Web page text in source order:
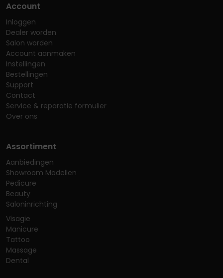
Account
Inloggen
Dealer worden
Salon worden
Account aanmaken
Instellingen
Bestellingen
Support
Contact
Service & reparatie formulier
Over ons
Assortiment
Aanbiedingen
Showroom Modellen
Pedicure
Beauty
Saloninrichting
Visagie
Manicure
Tattoo
Massage
Dental